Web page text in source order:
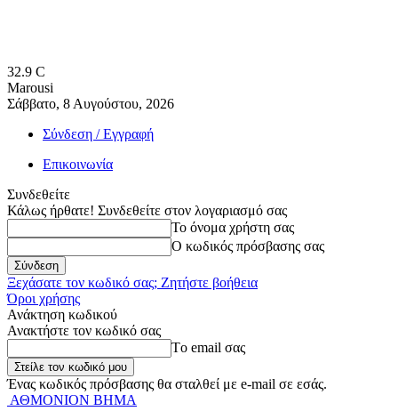
32.9 C
Marousi
Σάββατο, 8 Αυγούστου, 2026
Σύνδεση / Εγγραφή
Επικοινωνία
Συνδεθείτε
Κάλως ήρθατε! Συνδεθείτε στον λογαριασμό σας
Το όνομα χρήστη σας
Ο κωδικός πρόσβασης σας
Ξεχάσατε τον κωδικό σας; Ζητήστε βοήθεια
Όροι χρήσης
Ανάκτηση κωδικού
Ανακτήστε τον κωδικό σας
Tο email σας
Ένας κωδικός πρόσβασης θα σταλθεί με e-mail σε εσάς.
ΑΘΜΟΝΙΟΝ ΒΗΜΑ